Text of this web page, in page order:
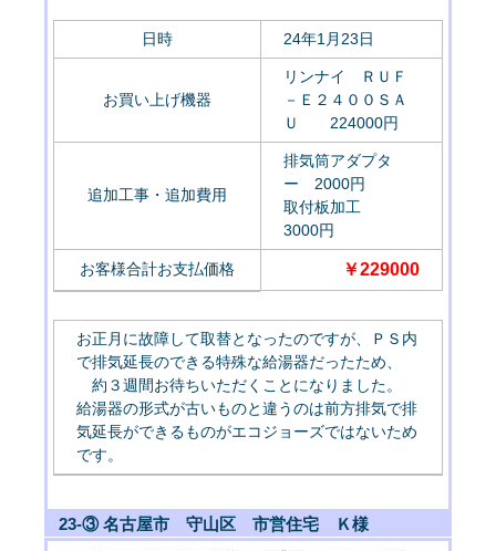
日時 24年1月23日
お買い上げ機器
リンナイ ＲＵＦ
－Ｅ２４００ＳＡ
Ｕ 224000円
追加工事・追加費用
排気筒アダプタ
ー 2000円
取付板加工
3000円
お客様合計お支払価格 ￥229000
お正月に故障して取替となったのですが、ＰＳ内
で排気延長のできる特殊な給湯器だったため、
約３週間お待ちいただくことになりました。
給湯器の形式が古いものと違うのは前方排気で排
気延長ができるものがエコジョーズではないため
です。
23-③ 名古屋市 守山区 市営住宅 Ｋ様